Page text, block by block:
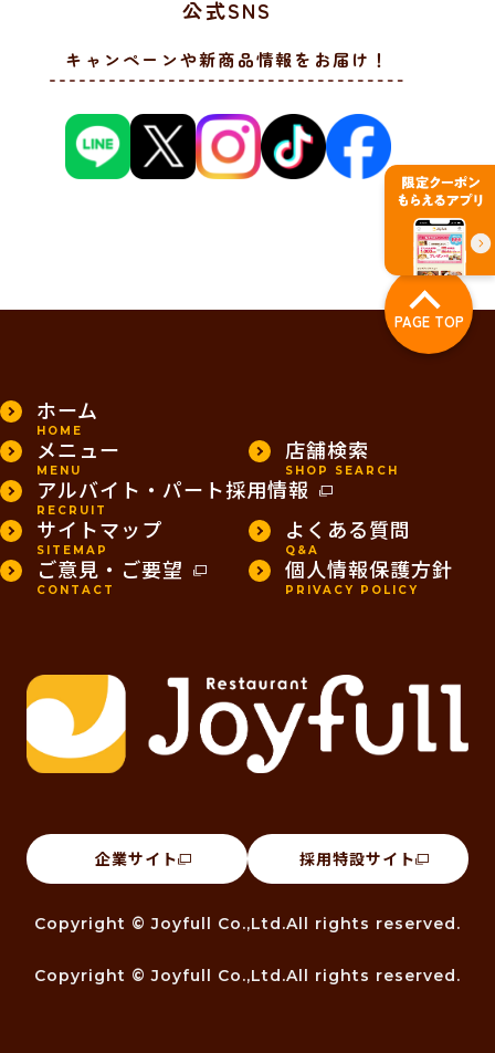
公式SNS
キャンペーンや新商品情報をお届け！
PAGE TOP
ホーム
HOME
メニュー
MENU
店舗検索
SHOP SEARCH
アルバイト・パート採用情報
RECRUIT
サイトマップ
SITEMAP
よくある質問
Q&A
ご意見・ご要望
CONTACT
個人情報保護方針
PRIVACY POLICY
企業サイト 採用特設サイト
Copyright © Joyfull Co.,Ltd.All rights reserved.
Copyright © Joyfull Co.,Ltd.All rights reserved.